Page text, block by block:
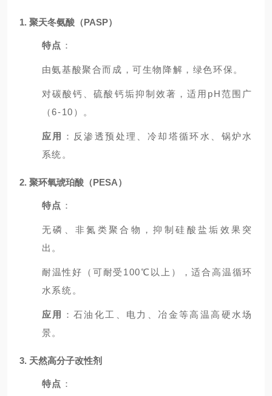
1. 聚天冬氨酸（PASP）
特点 ：
由氨基酸聚合而成，可生物降解，绿色环保。
对碳酸钙、硫酸钙垢抑制效著，适用pH范围广
（6-10）。
应用
：反渗透预处理、冷却塔循环水、锅炉水
系统。
2. 聚环氧琥珀酸（PESA）
特点 ：
无磷、非氮类聚合物，抑制硅酸盐垢效果突
出。
耐温性好（可耐受100℃以上），适合高温循环
水系统。
应用
：石油化工、电力、冶金等高温高硬水场
景。
3. 天然高分子改性剂
特点 ：